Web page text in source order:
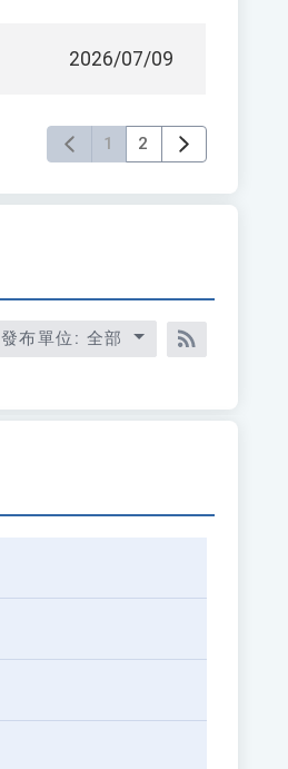
2026/07/09
1 2
發布單位: 全部
RSS訂閱